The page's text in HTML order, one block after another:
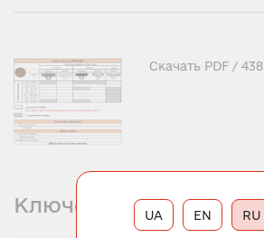
Скачать PDF /
Ключевая RU
UA EN